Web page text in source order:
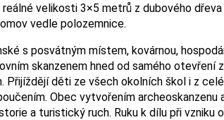
velikosti 3×5 metrů z dubového
vedle polozemnice.
s posvátným místem, kovárnou,
skanzenem hned od samého
děti ze všech okolních škol i z
Obec vytvořením
a turistický ruch. Ruku k dílu při